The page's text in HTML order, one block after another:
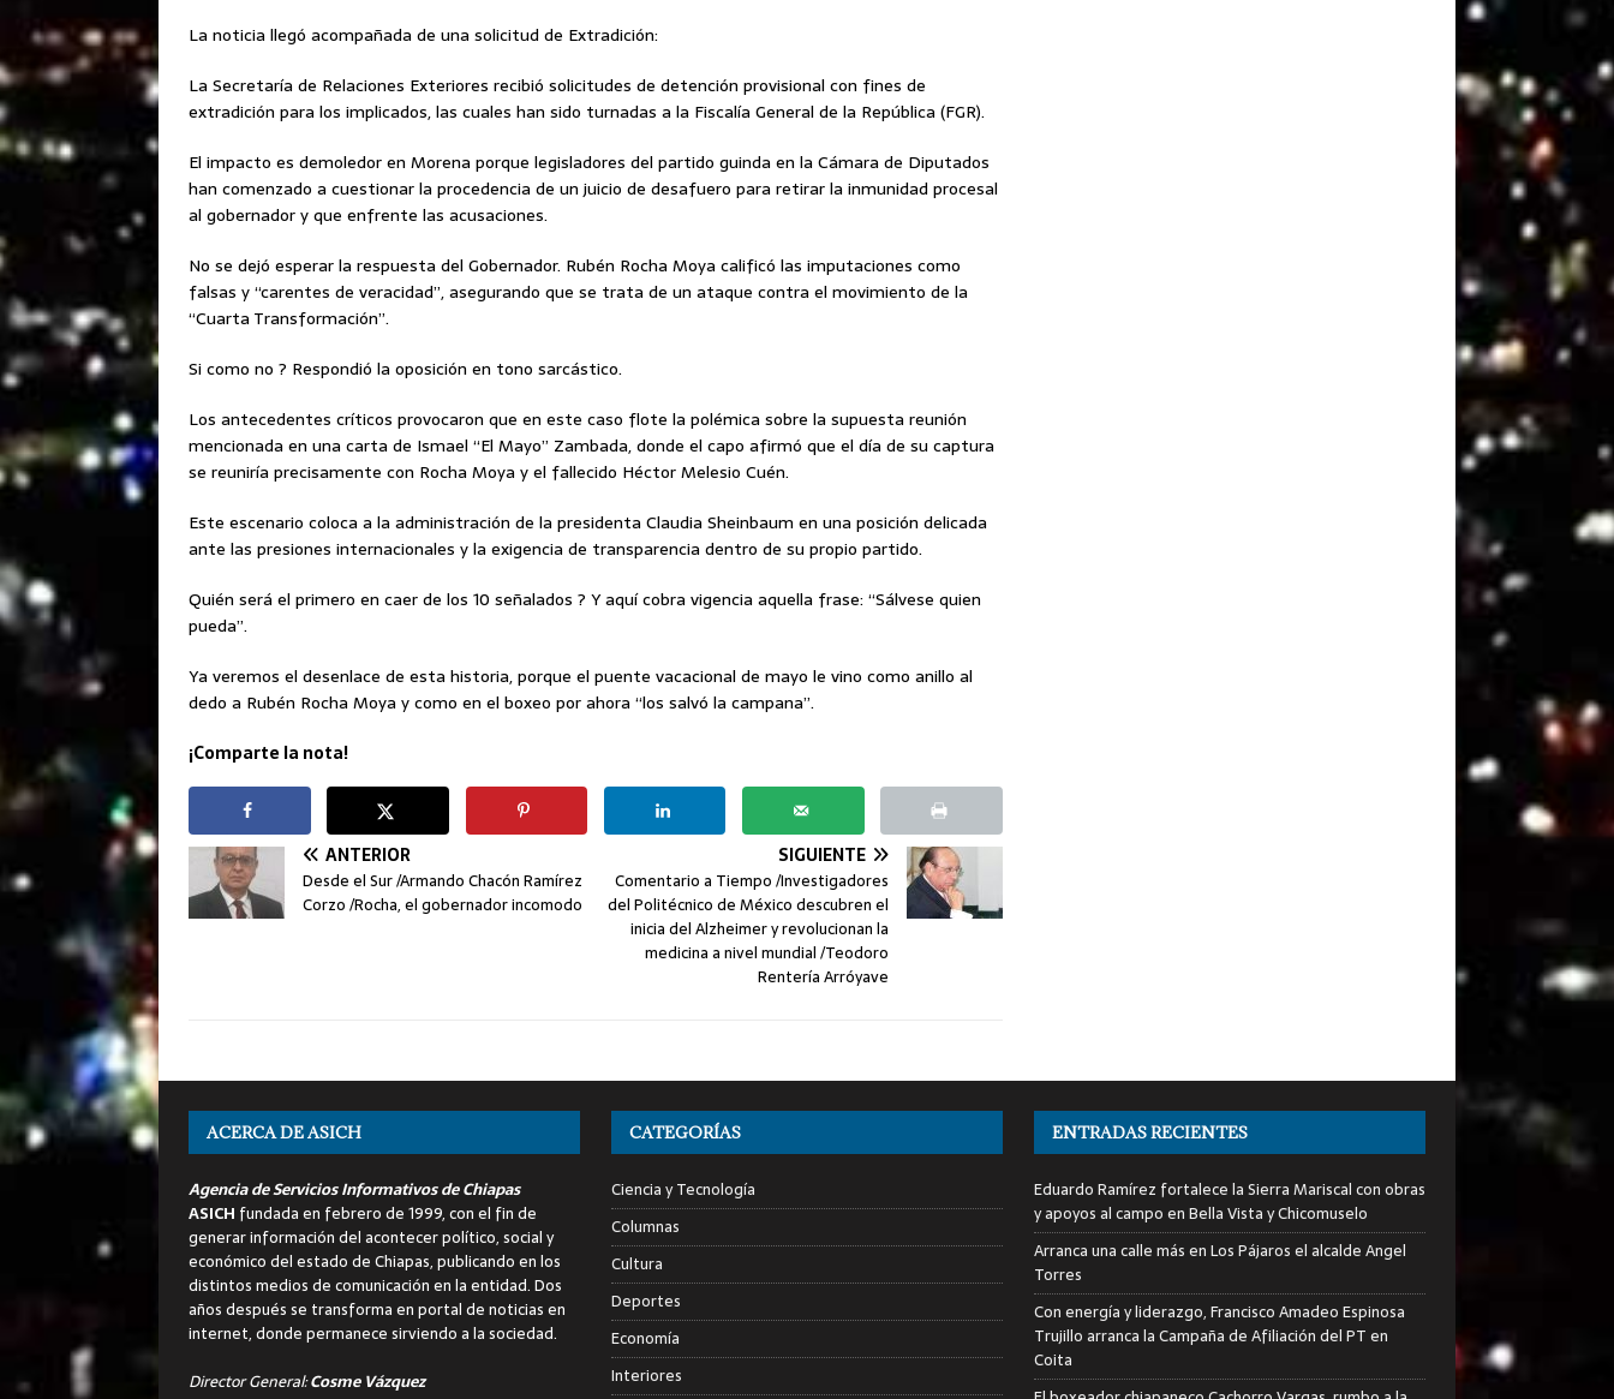
La noticia llegó acompañada de una solicitud de Extradición:
La Secretaría de Relaciones Exteriores recibió solicitudes de detención provisional con fines de
extradición para los implicados, las cuales han sido turnadas a la Fiscalía General de la República (FGR).
El impacto es demoledor en Morena porque legisladores del partido guinda en la Cámara de Diputados
han comenzado a cuestionar la procedencia de un juicio de desafuero para retirar la inmunidad procesal
al gobernador y que enfrente las acusaciones.
No se dejó esperar la respuesta del Gobernador. Rubén Rocha Moya calificó las imputaciones como
falsas y “carentes de veracidad”, asegurando que se trata de un ataque contra el movimiento de la
“Cuarta Transformación”.
Si como no ? Respondió la oposición en tono sarcástico.
Los antecedentes críticos provocaron que en este caso flote la polémica sobre la supuesta reunión
mencionada en una carta de Ismael “El Mayo” Zambada, donde el capo afirmó que el día de su captura
se reuniría precisamente con Rocha Moya y el fallecido Héctor Melesio Cuén.
Este escenario coloca a la administración de la presidenta Claudia Sheinbaum en una posición delicada
ante las presiones internacionales y la exigencia de transparencia dentro de su propio partido.
Quién será el primero en caer de los 10 señalados ? Y aquí cobra vigencia aquella frase: “Sálvese quien
pueda”.
Ya veremos el desenlace de esta historia, porque el puente vacacional de mayo le vino como anillo al
dedo a Rubén Rocha Moya y como en el boxeo por ahora “los salvó la campana”.
¡Comparte la nota!
ANTERIOR
Desde el Sur /Armando Chacón Ramírez
Corzo /Rocha, el gobernador incomodo
SIGUIENTE
Comentario a Tiempo /Investigadores
del Politécnico de México descubren el
inicia del Alzheimer y revolucionan la
medicina a nivel mundial /Teodoro
Rentería Arróyave
ACERCA DE ASICH
Agencia de Servicios Informativos de Chiapas
ASICH fundada en febrero de 1999, con el fin de
generar información del acontecer político, social y
económico del estado de Chiapas, publicando en los
distintos medios de comunicación en la entidad. Dos
años después se transforma en portal de noticias en
internet, donde permanece sirviendo a la sociedad.
Director General:Cosme Vázquez
CATEGORÍAS
Ciencia y Tecnología
Columnas
Cultura
Deportes
Economía
Interiores
ENTRADAS RECIENTES
Eduardo Ramírez fortalece la Sierra Mariscal con obras
y apoyos al campo en Bella Vista y Chicomuselo
Arranca una calle más en Los Pájaros el alcalde Angel
Torres
Con energía y liderazgo, Francisco Amadeo Espinosa
Trujillo arranca la Campaña de Afiliación del PT en
Coita